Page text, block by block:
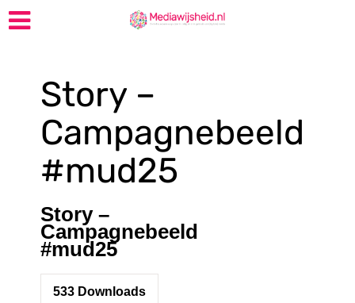
Story –
Campagnebeeld
#mud25
Story –
Campagnebeeld
#mud25
533 Downloads